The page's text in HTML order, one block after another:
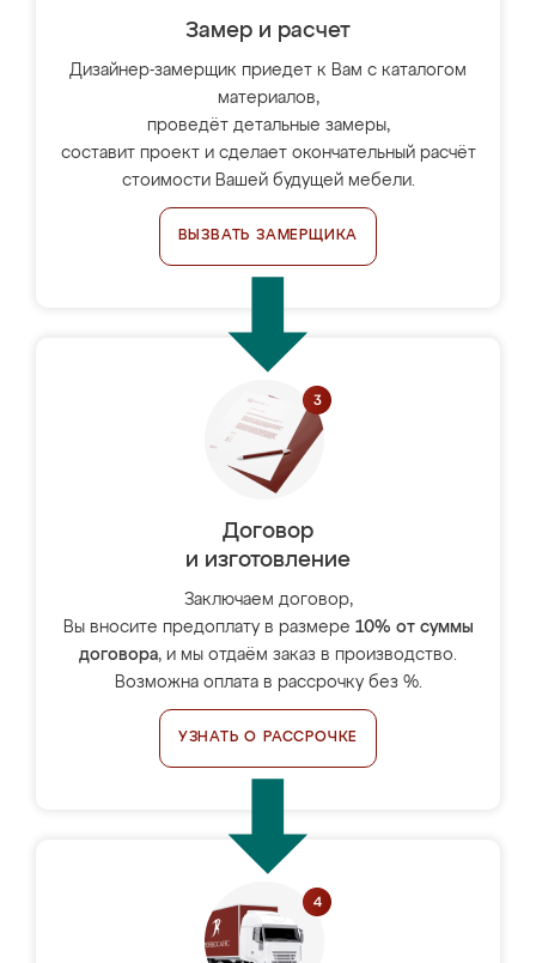
Замер и расчет
Дизайнер-замерщик приедет к Вам с каталогом
материалов,
проведёт детальные замеры,
составит проект и сделает окончательный расчёт
стоимости Вашей будущей мебели.
ВЫЗВАТЬ ЗАМЕРЩИКА
Договор
и изготовление
Заключаем договор,
Вы вносите предоплату в размере 10% от суммы
договора, и мы отдаём заказ в производство.
Возможна оплата в рассрочку без %.
УЗНАТЬ О РАССРОЧКЕ